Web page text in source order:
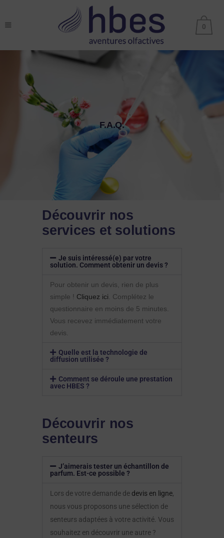
0
F.A.Q.
Découvrir nos
services et solutions
Je suis intéressé(e) par votre
solution. Comment obtenir un devis ?
Pour obtenir un devis, rien de plus
simple ! Cliquez ici . Complétez le
questionnaire en moins de 5 minutes.
Vous recevez immédiatement votre
devis.
Quelle est la technologie de
diffusion utilisée ?
Comment se déroule une prestation
avec HBES ?
Découvrir nos
senteurs
J’aimerais tester un échantillon de
parfum. Est-ce possible ?
Lors de votre demande de devis en ligne,
nous vous proposons une sélection de
senteurs adaptées à votre activité. Vous
souhaitez en découvrir une autre ?